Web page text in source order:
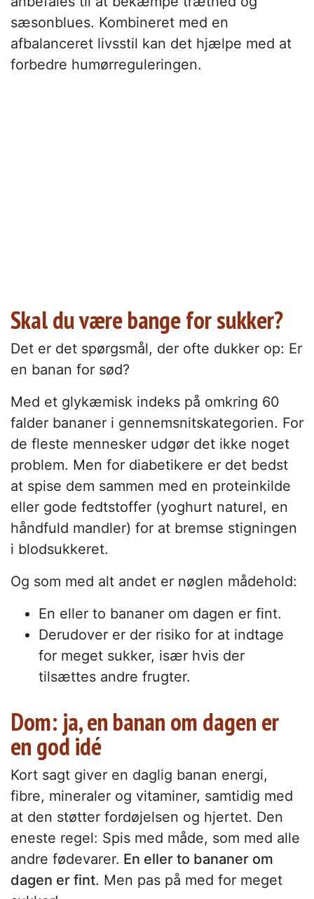
sæsonblues. Kombineret med en
afbalanceret livsstil kan det hjælpe med at
forbedre humørreguleringen.
Skal du være bange for sukker?
Det er det spørgsmål, der ofte dukker op: Er
en banan for sød?
Med et glykæmisk indeks på omkring 60
falder bananer i gennemsnitskategorien. For
de fleste mennesker udgør det ikke noget
problem. Men for diabetikere er det bedst
at spise dem sammen med en proteinkilde
eller gode fedtstoffer (yoghurt naturel, en
håndfuld mandler) for at bremse stigningen
i blodsukkeret.
Og som med alt andet er nøglen mådehold:
En eller to bananer om dagen er fint.
Derudover er der risiko for at indtage
for meget sukker, især hvis der
tilsættes andre frugter.
Dom: ja, en banan om dagen er
en god idé
Kort sagt giver en daglig banan energi,
fibre, mineraler og vitaminer, samtidig med
at den støtter fordøjelsen og hjertet. Den
eneste regel: Spis med måde, som med alle
andre fødevarer. En eller to bananer om
dagen er fint. Men pas på med for meget